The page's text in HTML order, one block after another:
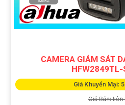
CAMERA GIÁM SÁT
HFW2849TL-
Giá Khuyến Mại:
Giá Bán: liên